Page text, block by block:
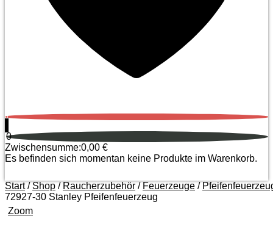
0
0
Zwischensumme:0,00 €
Es befinden sich momentan keine Produkte im Warenkorb.
Start/ Shop / Raucherzubehör / Feuerzeuge /
72927-30 Stanley Pfeifenfeuerzeug
Zoom